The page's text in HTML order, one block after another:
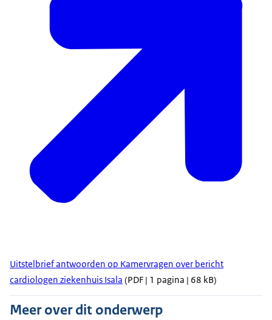
Uitstelbrief antwoorden op Kamervragen over bericht
cardiologen ziekenhuis Isala (PDF | 1 pagina | 68 kB)
Meer over dit onderwerp